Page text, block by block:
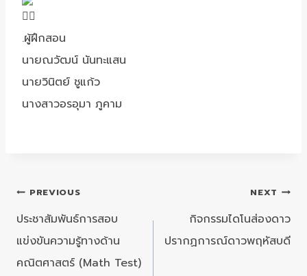
.ผู้ฝึกสอน
นายณวัฒน์ นันทะแสน
นายวินิตย์ ชูแก้ว
นางสาวอรอุมา ภูคาม
แนะแนว
เรื่อง
PREVIOUS
ประชาสัมพันธ์การสอบ
แข่งขันความรู้ทางด้าน
คณิตศาสตร์ (Math Test)
NEXT
กิจกรรมไดโนส่องดาว
ปรากฏการณ์ดาวพฤหัสบดี